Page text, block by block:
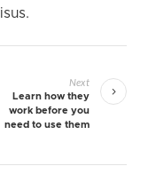
Next
Learn how they
work before you
need to use them